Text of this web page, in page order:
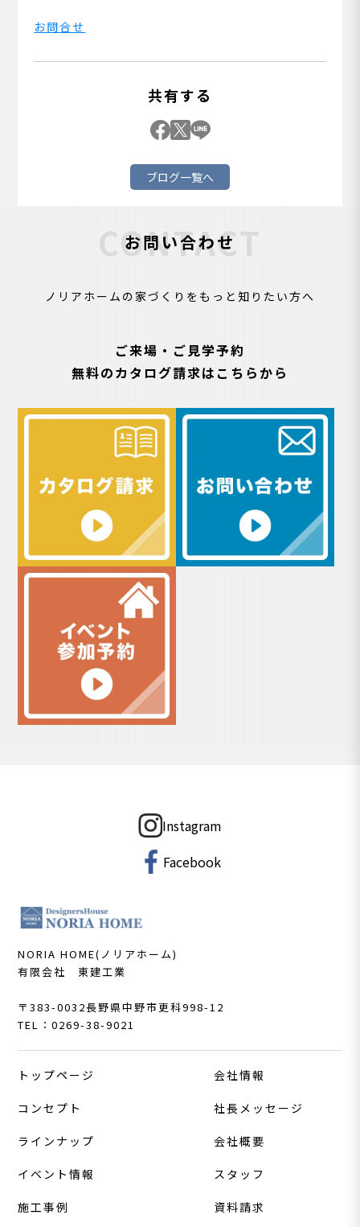
お問合せ
共有する
ブログ一覧へ
お問い合わせ
CONTACT
ノリアホームの家づくりをもっと知りたい方へ
ご来場・ご見学予約
無料のカタログ請求はこちらから
Instagram
Facebook
NORIA HOME(ノリアホーム)
有限会社 東建工業
〒383-0032長野県中野市更科998-12
TEL：0269-38-9021
トップページ
コンセプト
ラインナップ
イベント情報
施工事例
会社情報
社長メッセージ
会社概要
スタッフ
資料請求